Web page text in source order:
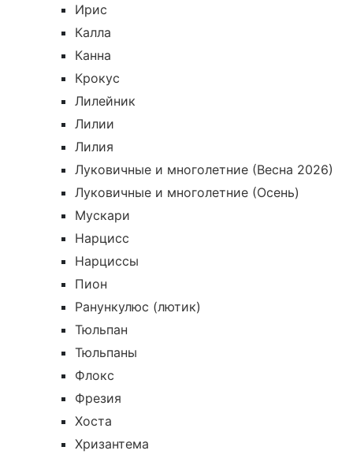
Ирис
Калла
Канна
Крокус
Лилейник
Лилии
Лилия
Луковичные и многолетние (Весна 2026)
Луковичные и многолетние (Осень)
Мускари
Нарцисс
Нарциссы
Пион
Ранункулюс (лютик)
Тюльпан
Тюльпаны
Флокс
Фрезия
Хоста
Хризантема